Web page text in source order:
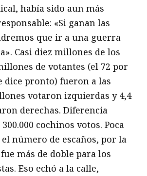
había sido aun más
«Si ganan las
que ir a una guerra
Casi diez millones de los
de votantes (el 72 por
dice pronto) fueron a las
votaron izquierdas y 4,4
derechas. Diferencia
300.000 cochinos votos. Poca
el número de escaños, por la
más de doble para los
Eso echó a la calle,